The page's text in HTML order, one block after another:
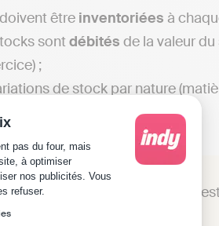
Consentement :
pas du four, mais
à optimiser
nos publicités. Vous
refuser.
consent
être inventoriées à
sont débités de la valeur
;
de stock par nature
en ligne
facilite la